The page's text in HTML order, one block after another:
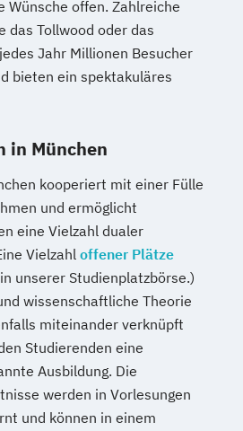
Wünsche offen. Zahlreiche
das Tollwood oder das
Jahr Millionen Besucher
bieten ein spektakuläres
in München
kooperiert mit einer Fülle
und ermöglicht
eine Vielzahl dualer
Vielzahl offener Plätze
unserer Studienplatzbörse.)
wissenschaftliche Theorie
miteinander verknüpft
Studierenden eine
Ausbildung. Die
werden in Vorlesungen
und können in einem